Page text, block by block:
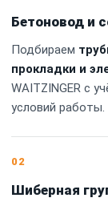
Бетоновод и
Подбираем
прокладки и
WAITZINGER с
условий работы.
02
Шиберная